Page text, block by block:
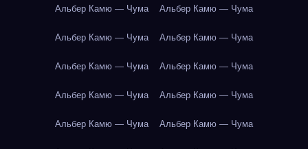
Альбер Камю — Чума Альбер Камю — Чума
Альбер Камю — Чума Альбер Камю — Чума
Альбер Камю — Чума Альбер Камю — Чума
Альбер Камю — Чума Альбер Камю — Чума
Альбер Камю — Чума Альбер Камю — Чума